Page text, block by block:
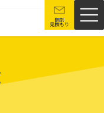
個別
見積もり